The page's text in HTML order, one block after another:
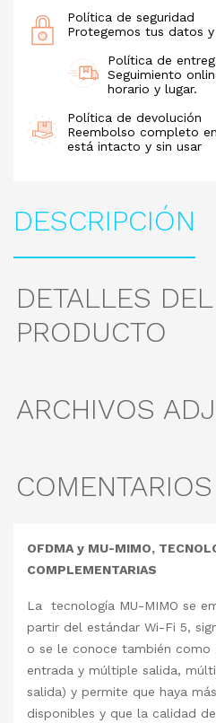
Política de seguridad
Protegemos tus datos
Política de
Seguimiento
horario y lugar.
Política de devolución
Reembolso completo
está intacto y sin usar
DESCRIPCIÓN
DETALLES DEL
PRODUCTO
ARCHIVOS
COMENTARIOS
OFDMA y MU-MIMO,
COMPLEMENTARIAS
La tecnología MU-MIMO se
partir del estándar Wi-Fi 5,
o se le conoce también
entrada y múltiple salida,
salida) y permite que haya
disponibles y que la calidad